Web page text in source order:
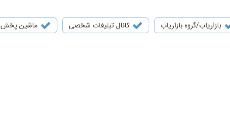
بازاریاب/گروه بازاریاب کانال تبلیغات شخصی ماشین پخش